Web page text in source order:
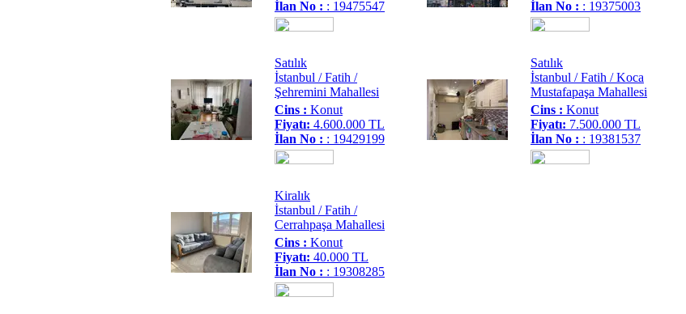
İlan No : : 19475547
İlan No : : 19375003
Satılık
İstanbul / Fatih /
Şehremini Mahallesi
Cins : Konut
Fiyatı: 4.600.000 TL
İlan No : : 19429199
Satılık
İstanbul / Fatih / Koca
Mustafapaşa Mahallesi
Cins : Konut
Fiyatı: 7.500.000 TL
İlan No : : 19381537
Kiralık
İstanbul / Fatih /
Cerrahpaşa Mahallesi
Cins : Konut
Fiyatı: 40.000 TL
İlan No : : 19308285